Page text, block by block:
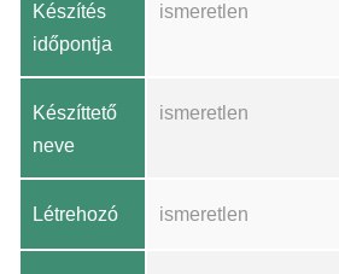
Készítés
időpontja
ismeretlen
Készíttető
neve
ismeretlen
Létrehozó ismeretlen